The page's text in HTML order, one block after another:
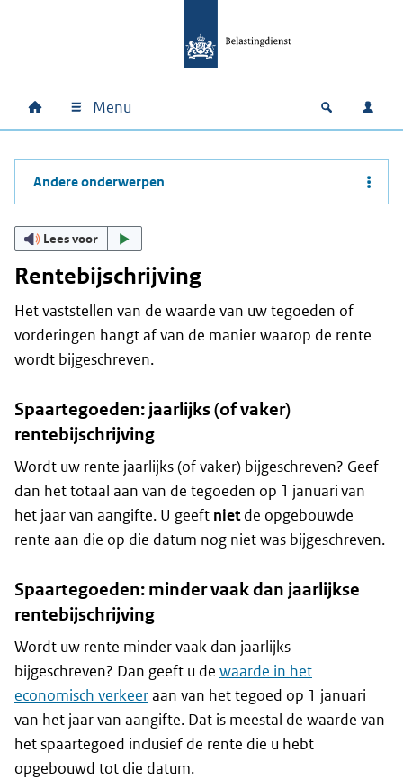
Hoofdnavigatie
Home Menu Open
Andere onderwerpen
Lees voor
Rentebijschrijving
Het vaststellen van de waarde van uw tegoeden of
vorderingen hangt af van de manier waarop de rente
wordt bijgeschreven.
Spaartegoeden: jaarlijks (of vaker)
rentebijschrijving
Wordt uw rente jaarlijks (of vaker) bijgeschreven? Geef
dan het totaal aan van de tegoeden op 1 januari van
het jaar van aangifte. U geeft nietde opgebouwde
rente aan die op die datum nog niet was bijgeschreven.
Spaartegoeden: minder vaak dan jaarlijkse
rentebijschrijving
Wordt uw rente minder vaak dan jaarlijks
bijgeschreven? Dan geeft u de waarde in het
economisch verkeeraan van het tegoed op 1 januari
van het jaar van aangifte. Dat is meestal de waarde van
het spaartegoed inclusief de rente die u hebt
opgebouwd tot die datum.